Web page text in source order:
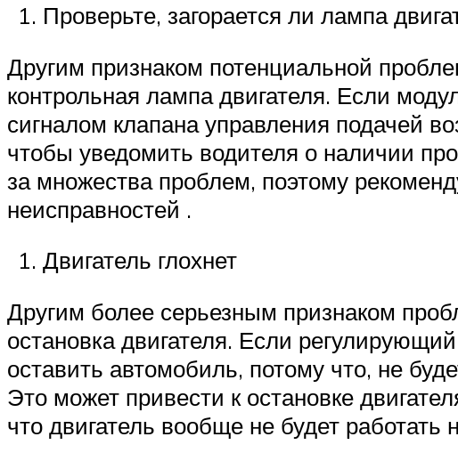
Проверьте, загорается ли лампа
Другим признаком потенциальной
контрольная лампа двигателя. Если
сигналом клапана управления подачей
чтобы уведомить водителя о наличии
за множества проблем, поэтому
неисправностей .
Двигатель глохнет
Другим более серьезным признаком
остановка двигателя. Если
оставить автомобиль, потому что, не
Это может привести к остановке
что двигатель вообще не будет работать